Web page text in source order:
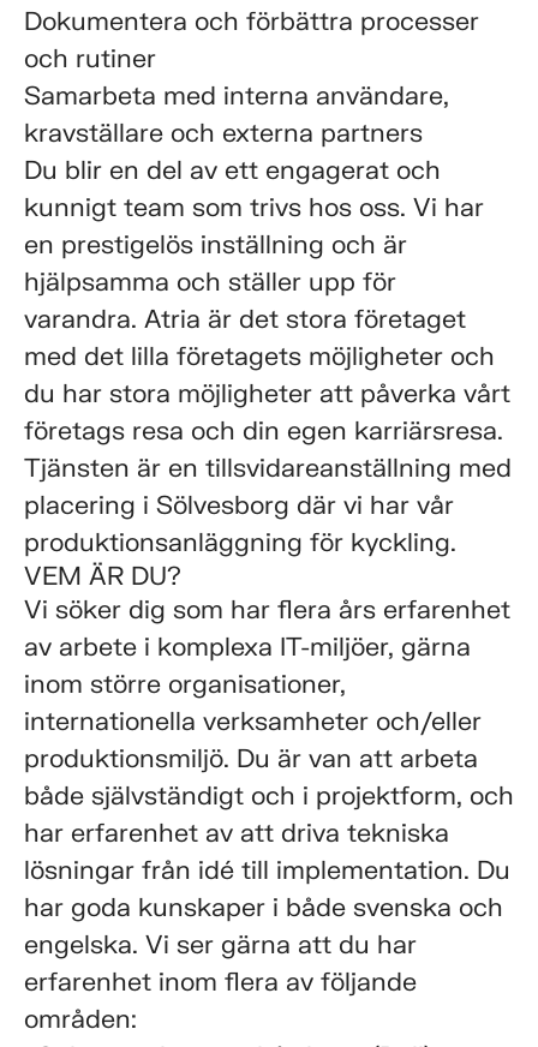
Dokumentera och förbättra processer
och rutiner
Samarbeta med interna användare,
kravställare och externa partners
Du blir en del av ett engagerat och
kunnigt team som trivs hos oss. Vi har
en prestigelös inställning och är
hjälpsamma och ställer upp för
varandra. Atria är det stora företaget
med det lilla företagets möjligheter och
du har stora möjligheter att påverka vårt
företags resa och din egen karriärsresa.
Tjänsten är en tillsvidareanställning med
placering i Sölvesborg där vi har vår
produktionsanläggning för kyckling.
VEM ÄR DU?
Vi söker dig som har flera års erfarenhet
av arbete i komplexa IT-miljöer, gärna
inom större organisationer,
internationella verksamheter och/eller
produktionsmiljö. Du är van att arbeta
både självständigt och i projektform, och
har erfarenhet av att driva tekniska
lösningar från idé till implementation. Du
har goda kunskaper i både svenska och
engelska. Vi ser gärna att du har
erfarenhet inom flera av följande
områden: